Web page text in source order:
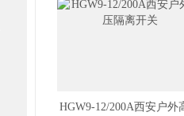
HGW9-12/200A西安户外